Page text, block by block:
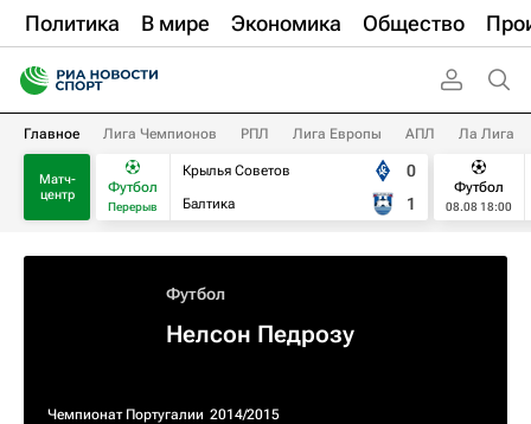
Политика В мире Экономика Общество
Главное Лига Чемпионов РПЛ Лига Европы АПЛ Ла Лига
Матч-
центр
Футбол
Перерыв
Крылья Советов
Балтика
0
1
Футбол
08.08 18:00
Футбол
Нелсон Педрозу
Чемпионат Португалии 2014/2015